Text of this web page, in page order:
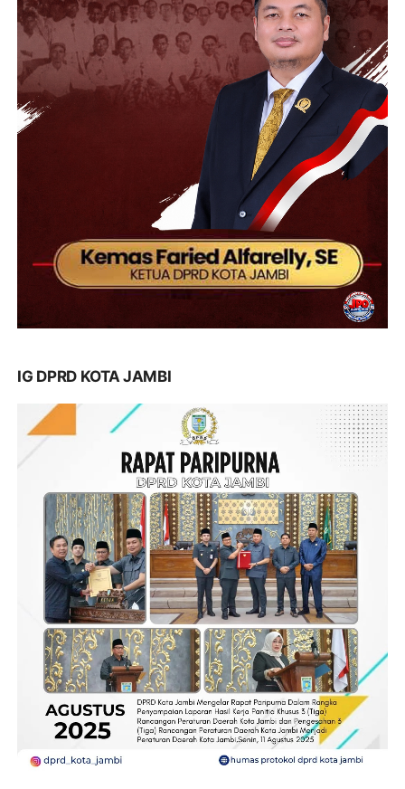
IG DPRD KOTA JAMBI